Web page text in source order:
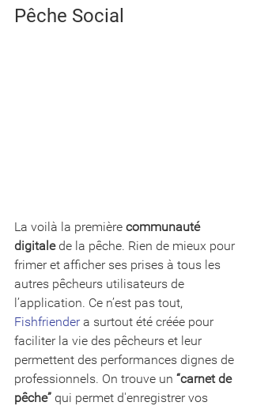
Pêche Social
La voilà la première communauté
digitale de la pêche. Rien de mieux pour
frimer et afficher ses prises à tous les
autres pêcheurs utilisateurs de
l’application. Ce n’est pas tout,
Fishfriender a surtout été créée pour
faciliter la vie des pêcheurs et leur
permettent des performances dignes de
professionnels. On trouve un “carnet de
pêche” qui permet d'enregistrer vos